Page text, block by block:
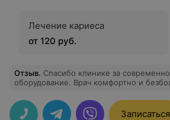
Лечение кариеса
от 120 руб.
Отзыв. Спасибо клинике за
оборудование. Врач комфортно и
Записаться